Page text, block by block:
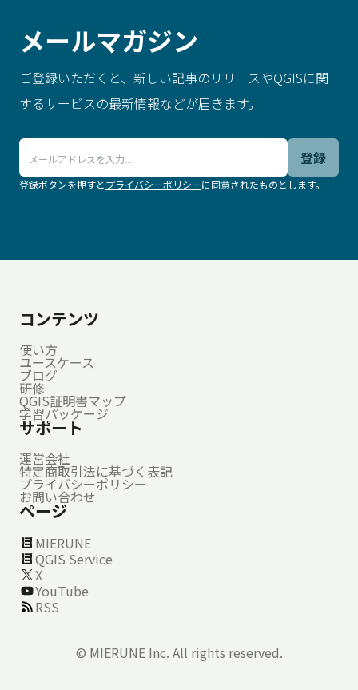
メールマガジン
ご登録いただくと、新しい記事のリリースやQGISに関
するサービスの最新情報などが届きます。
登録
登録ボタンを押すとプライバシーポリシーに同意されたものとします。
コンテンツ
使い方
ユースケース
ブログ
研修
QGIS証明書マップ
学習パッケージ
サポート
運営会社
特定商取引法に基づく表記
プライバシーポリシー
お問い合わせ
ページ
MIERUNE
QGIS Service
X
YouTube
RSS
© MIERUNE Inc. All rights reserved.